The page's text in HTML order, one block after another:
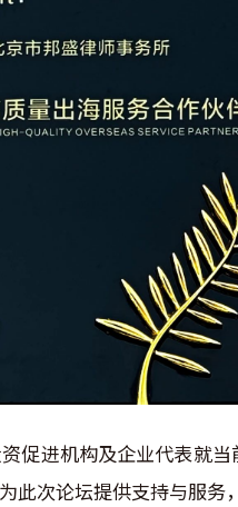
促进机构及企业代表就
次论坛提供支持与服务